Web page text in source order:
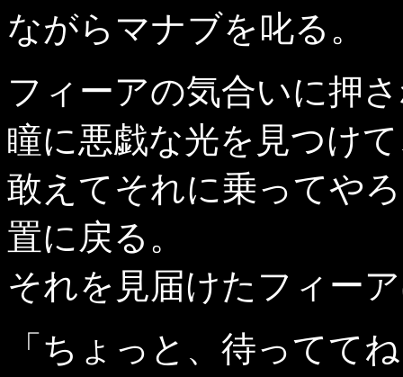
ながらマナブを叱る。
フィーアの気合いに押
瞳に悪戯な光を見つけ
敢えてそれに乗ってや
置に戻る。
それを見届けたフィー
「ちょっと、待ってて